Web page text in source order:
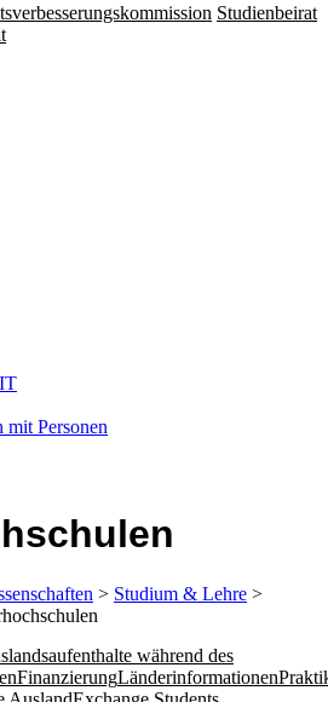
Studienbeirat
Personen
> Studium & Lehre >
während des
FinanzierungLänderinformationen